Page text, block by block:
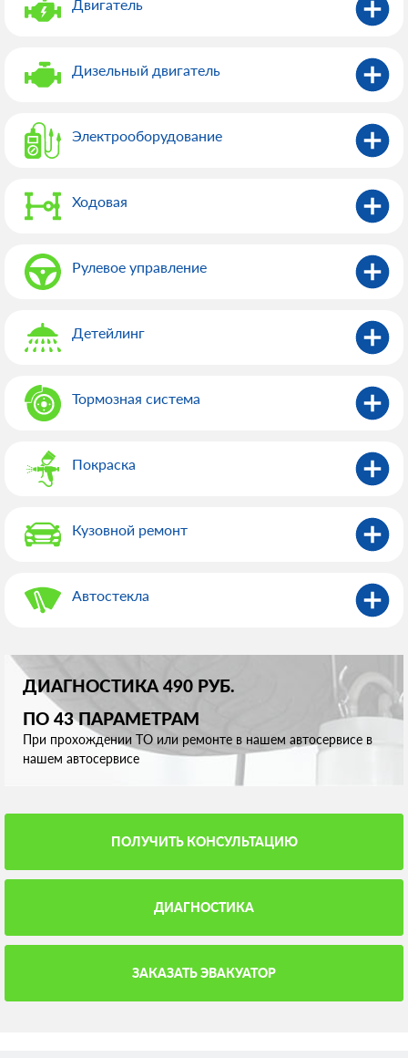
Двигатель
Дизельный двигатель
Электрооборудованиe
Ходовая
Рулевое управление
Детейлинг
Тормозная система
Покраска
Кузовной ремонт
Автостекла
ДИАГНОСТИКА 490 РУБ.
ПО 43 ПАРАМЕТРАМ
При прохождении ТО или ремонте в нашем автосервисе в
нашем автосервисе
ПОЛУЧИТЬ КОНСУЛЬТАЦИЮ
ДИАГНОСТИКА
ЗАКАЗАТЬ ЭВАКУАТОР